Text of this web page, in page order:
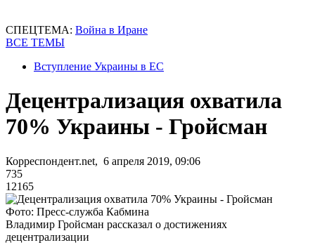
СПЕЦТЕМА: Война в Иране
ВСЕ ТЕМЫ
Вступление Украины в ЕС
Децентрализация охватила
70% Украины - Гройсман
Корреспондент.net, 6 апреля 2019, 09:06
735
12165
Фото: Пресс-служба Кабмина
Владимир Гройсман рассказал о достижениях
децентрализации